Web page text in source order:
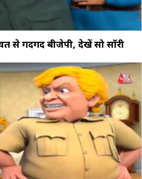
से गदगद बीजेपी, देखें सो सॉरी